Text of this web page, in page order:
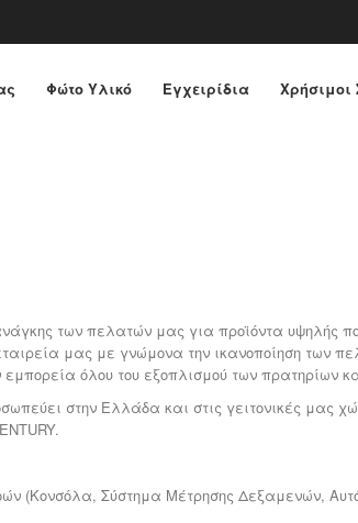
Φώτο Yλικό Εγχειρίδια Χρήσιμοι
των πελατών μας για προϊόντα υψηλής
μας με γνώμονα την ικανοποίηση των
εμπορεία όλου του εξοπλισμού των πρατηρίων
στην Ελλάδα και στις γειτονικές μας
(Κονσόλα, Σύστημα Μέτρησης Δεξαμενών,